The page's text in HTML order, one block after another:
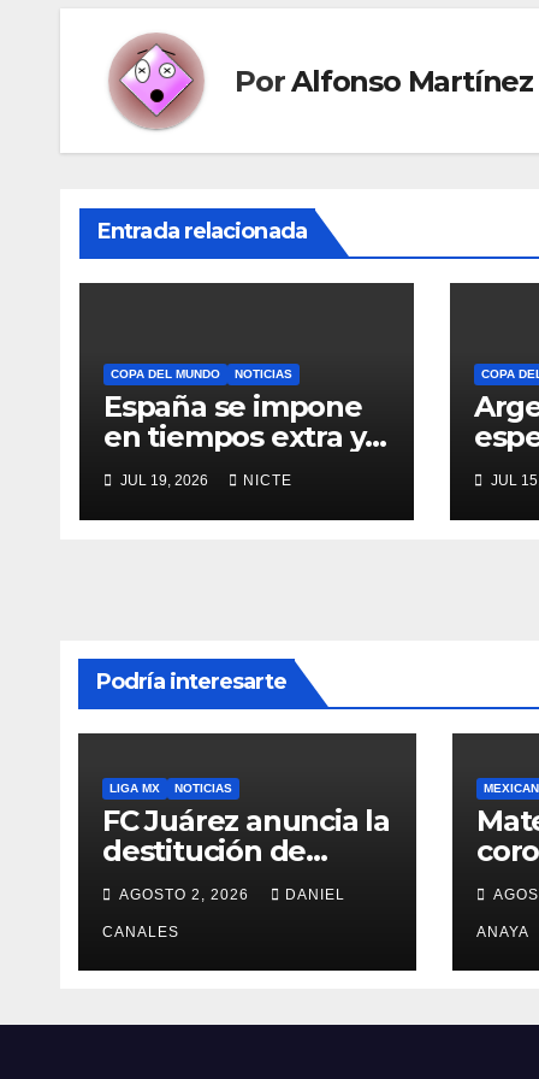
PorAlfonso Martínez
Entrada relacionada
COPA DEL MUNDO NOTICIAS
España se impone
en tiempos extra y
es campeón del
mundo
JUL 19, 2026 NICTE
COPA
JUL
Podría interesarte
LIGA MX NOTICIAS
FC Juárez anuncia la
destitución de
Pedro Caixinha
AGOSTO 2, 2026 DANIEL
CANALES ANAYA